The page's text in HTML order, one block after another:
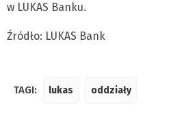
w LUKAS Banku.
Źródło: LUKAS Bank
TAGI: lukas oddziały